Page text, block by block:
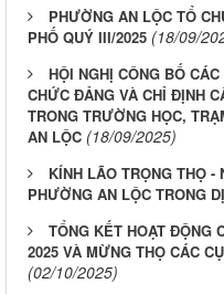
PHƯỜNG AN LỘC TỔ
PHỐ QUÝ III/2025 (18/09/
HỘI NGHỊ CÔNG BỐ
CHỨC ĐẢNG VÀ CHỈ ĐỊNH
TRONG TRƯỜNG HỌC,
AN LỘC (18/09/2025)
KÍNH LÃO TRỌNG THỌ
PHƯỜNG AN LỘC TRONG
TỔNG KẾT HOẠT ĐỘNG
2025 VÀ MỪNG THỌ CÁC
(02/10/2025)